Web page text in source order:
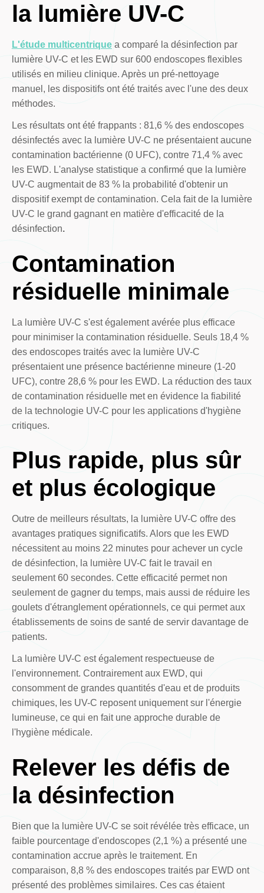
la lumière UV-C
L'étude multicentrique a comparé la désinfection par
lumière UV-C et les EWD sur 600 endoscopes flexibles
utilisés en milieu clinique. Après un pré-nettoyage
manuel, les dispositifs ont été traités avec l'une des deux
méthodes.
Les résultats ont été frappants : 81,6 % des endoscopes
désinfectés avec la lumière UV-C ne présentaient aucune
contamination bactérienne (0 UFC), contre 71,4 % avec
les EWD. L'analyse statistique a confirmé que la lumière
UV-C augmentait de 83 % la probabilité d'obtenir un
dispositif exempt de contamination. Cela fait de la lumière
UV-C le grand gagnant en matière d'efficacité de la
désinfection.‍
Contamination
résiduelle minimale
La lumière UV-C s'est également avérée plus efficace
pour minimiser la contamination résiduelle. Seuls 18,4 %
des endoscopes traités avec la lumière UV-C
présentaient une présence bactérienne mineure (1-20
UFC), contre 28,6 % pour les EWD. La réduction des taux
de contamination résiduelle met en évidence la fiabilité
de la technologie UV-C pour les applications d'hygiène
critiques.
Plus rapide, plus sûr
et plus écologique
Outre de meilleurs résultats, la lumière UV-C offre des
avantages pratiques significatifs. Alors que les EWD
nécessitent au moins 22 minutes pour achever un cycle
de désinfection, la lumière UV-C fait le travail en
seulement 60 secondes. Cette efficacité permet non
seulement de gagner du temps, mais aussi de réduire les
goulets d'étranglement opérationnels, ce qui permet aux
établissements de soins de santé de servir davantage de
patients.
La lumière UV-C est également respectueuse de
l'environnement. Contrairement aux EWD, qui
consomment de grandes quantités d'eau et de produits
chimiques, les UV-C reposent uniquement sur l'énergie
lumineuse, ce qui en fait une approche durable de
l'hygiène médicale.
Relever les défis de
la désinfection
Bien que la lumière UV-C se soit révélée très efficace, un
faible pourcentage d'endoscopes (2,1 %) a présenté une
contamination accrue après le traitement. En
comparaison, 8,8 % des endoscopes traités par EWD ont
présenté des problèmes similaires. Ces cas étaient